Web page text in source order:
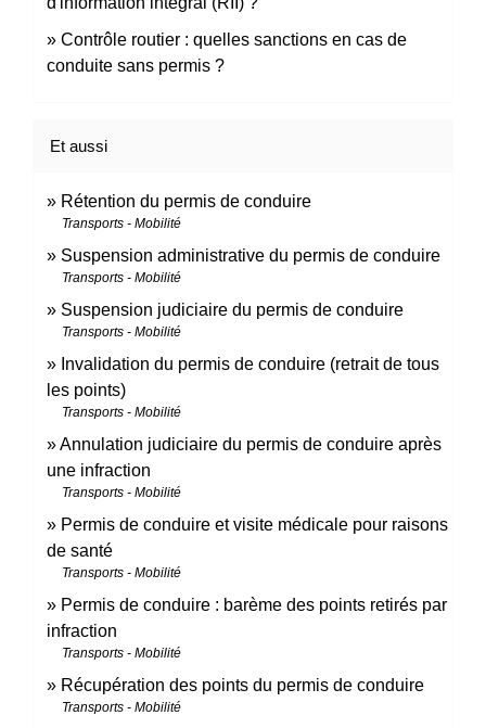
Contrôle routier : quelles sanctions en cas de
conduite sans permis ?
Et aussi
Rétention du permis de conduire
Transports - Mobilité
Suspension administrative du permis de conduire
Transports - Mobilité
Suspension judiciaire du permis de conduire
Transports - Mobilité
Invalidation du permis de conduire (retrait de tous
les points)
Transports - Mobilité
Annulation judiciaire du permis de conduire après
une infraction
Transports - Mobilité
Permis de conduire et visite médicale pour raisons
de santé
Transports - Mobilité
Permis de conduire : barème des points retirés par
infraction
Transports - Mobilité
Récupération des points du permis de conduire
Transports - Mobilité